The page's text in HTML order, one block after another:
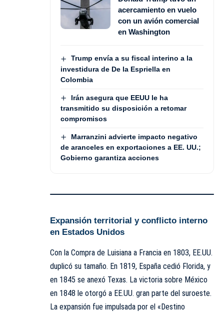
acercamiento en vuelo
con un avión comercial
en Washington
Trump envía a su fiscal interino a la
investidura de De la Espriella en
Colombia
Irán asegura que EEUU le ha
transmitido su disposición a retomar
compromisos
Marranzini advierte impacto negativo
de aranceles en exportaciones a EE. UU.;
Gobierno garantiza acciones
Expansión territorial y conflicto interno
en Estados Unidos
Con la Compra de Luisiana a Francia en 1803, EE.UU.
duplicó su tamaño. En 1819, España cedió Florida, y
en 1845 se anexó Texas. La victoria sobre México
en 1848 le otorgó a EE.UU. gran parte del suroeste.
La expansión fue impulsada por el «Destino